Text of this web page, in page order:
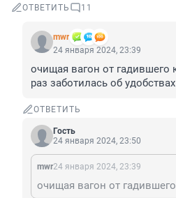
ОТВЕТИТЬ 11
mwr
24 января 2024, 23:39
очищая вагон от гадившего
раз заботилась об
ОТВЕТИТЬ
Гость
24 января 2024, 23:50
mwr24 января 2024, 23:39